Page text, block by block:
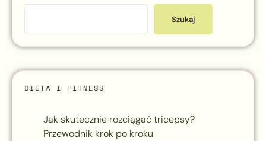
Szukaj
DIETA I FITNESS
Jak skutecznie rozciągać tricepsy?
Przewodnik krok po kroku